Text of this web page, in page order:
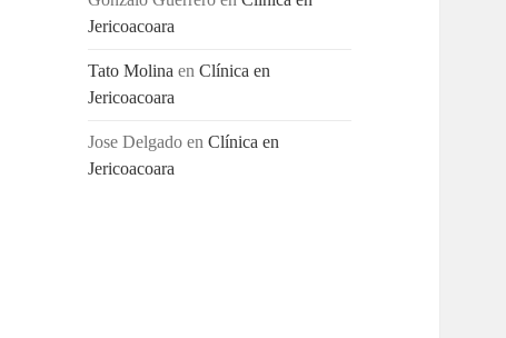
Jericoacoara
Tato Molina enClínica en
Jericoacoara
Jose Delgado enClínica en
Jericoacoara